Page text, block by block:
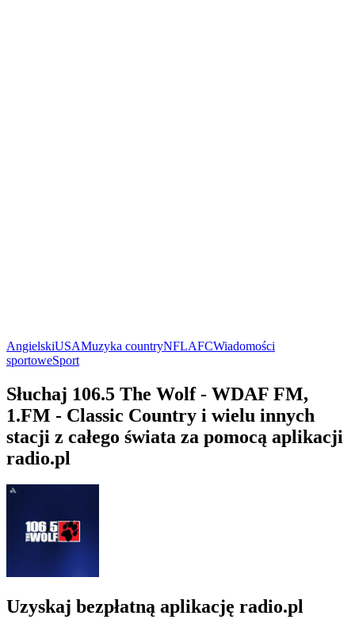
AngielskiUSAMuzyka countryNFLAFCWiadomości
sportoweSport
Słuchaj 106.5 The Wolf - WDAF FM,
1.FM - Classic Country i wielu innych
stacji z całego świata za pomocą aplikacji
radio.pl
Uzyskaj bezpłatną aplikację radio.pl